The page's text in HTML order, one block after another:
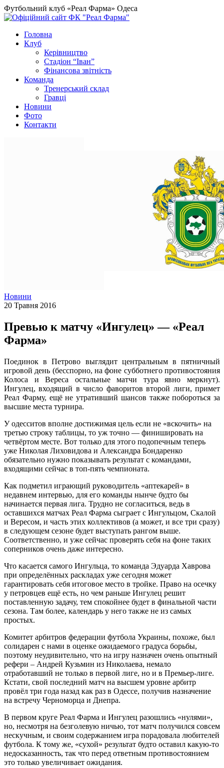
Футбольний клуб «Реал Фарма» Одеса
Головна
Клуб
Керівництво
Стадіон “Іван”
Фінансова звітність
Команда
Тренерський склад
Гравці
Новини
Фото
Контакти
Новини
20 Травня 2016
Превью к матчу «Ингулец» — «Реал
Фарма»
Поединок в Петрово выглядит центральным в пятничный
игровой день (бесспорно, на фоне субботнего противостояния
Колоса и Вереса остальные матчи тура явно меркнут).
Ингулец, входящий в число фаворитов второй лиги, примет
Реал Фарму, ещё не утративший шансов также побороться за
высшие места турнира.
У одесситов вполне достижимая цель если не «вскочить» на
третью строку таблицы, то уж точно — финишировать на
четвёртом месте. Вот только для этого подопечным теперь
уже Николая Лиховидова и Александра Бондаренко
обязательно нужно показывать результат с командами,
входящими сейчас в топ-пять чемпионата.
Как подметил играющий руководитель «аптекарей» в
недавнем интервью, для его команды нынче будто бы
начинается первая лига. Трудно не согласиться, ведь в
оставшихся матчах Реал Фарма сыграет с Ингульцом, Скалой
и Вересом, и часть этих коллективов (а может, и все три сразу)
в следующем сезоне будет выступать рангом выше.
Соответственно, и уже сейчас проверять себя на фоне таких
соперников очень даже интересно.
Что касается самого Ингульца, то команда Эдуарда Хаврова
при определённых раскладах уже сегодня может
гарантировать себя итоговое место в тройке. Право на осечку
у петровцев ещё есть, но чем раньше Ингулец решит
поставленную задачу, тем спокойнее будет в финальной части
сезона. Там более, календарь у него также не из самых
простых.
Комитет арбитров федерации футбола Украины, похоже, был
солидарен с нами в оценке ожидаемого градуса борьбы,
поэтому неудивительно, что на игру назначен очень опытный
рефери – Андрей Кузьмин из Николаева, немало
отработавший не только в первой лиге, но и в Премьер-лиге.
Кстати, свой последний матч на высшем уровне арбитр
провёл три года назад как раз в Одессе, получив назначение
на встречу Черноморца и Днепра.
В первом круге Реал Фарма и Ингулец разошлись «нулями»,
но, несмотря на безголевую ничью, тот матч получился совсем
нескучным, и своим содержанием игра порадовала любителей
футбола. К тому же, «сухой» результат будто оставил какую-то
недосказанность, так что перед ответным противостоянием
это только увеличивает ожидания.